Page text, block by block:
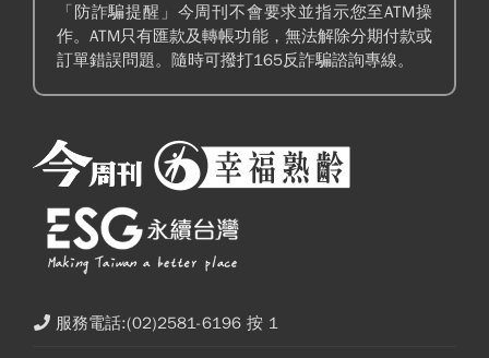
「防詐騙提醒」今周刊不會要求並指示您至ATM操
作。ATM只有匯款及轉帳功能，無法解除分期付款或
訂單錯誤問題。隨時可撥打165反詐騙諮詢專線。
服務電話:(02)2581-6196 按 1